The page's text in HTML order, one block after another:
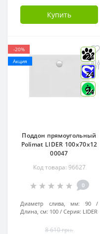
Купить
-20%
Акция
24
24
24
Поддон прямоугольный
Polimat LIDER 100x70x12
00047
Код товара: 96627
0
Диаметр слива, мм:
90
Длина, см: 100 Серия: LIDER
8 610 грн.